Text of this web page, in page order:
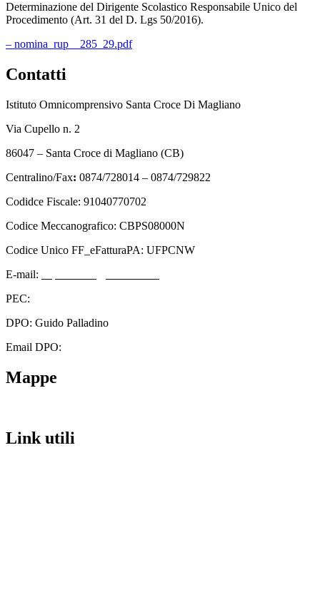
Determinazione del Dirigente Scolastico Responsabile Unico del
Procedimento (Art. 31 del D. Lgs 50/2016).
– nomina_rup__285_29.pdf
Contatti
Istituto Omnicomprensivo Santa Croce Di Magliano
Via Cupello n. 2
86047 – Santa Croce di Magliano (CB)
Centralino/Fax: 0874/728014 – 0874/729822
Codidce Fiscale: 91040770702
Codice Meccanografico: CBPS08000N
Codice Unico FF_eFatturaPA: UFPCNW
E-mail:
PEC:
DPO: Guido Palladino
Email DPO:
Mappe
Link utili